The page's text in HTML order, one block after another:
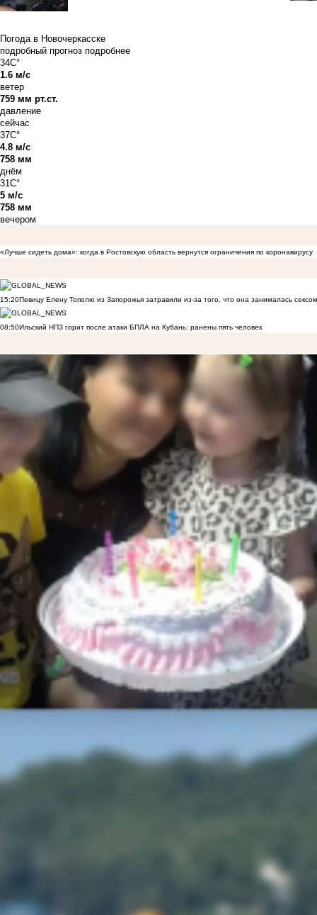
Погода в Новочеркасске
подробный прогноз подробнее
34C°
1.6 м/с
ветер
759 мм рт.ст.
давление
сейчас
37C°
4.8 м/с
758 мм
днём
31C°
5 м/с
758 мм
вечером
«Лучше сидеть дома»: когда в Ростовскую область вернутся ограничения по коронавирусу
15:20Певицу Елену Тополю из Запорожья затравили из-за того, что она занималась
08:50Ильский НПЗ горит после атаки БПЛА на Кубань: ранены пять человек